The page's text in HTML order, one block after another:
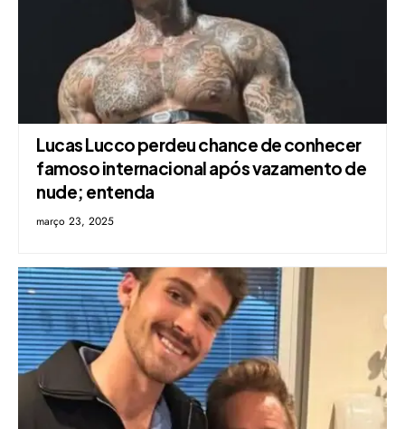
Lucas Lucco perdeu chance de conhecer
famoso internacional após vazamento de
nude; entenda
março 23, 2025